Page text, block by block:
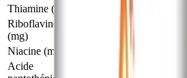
Thiamine (mg)
Riboflavine
(mg)
Niacine (mg)
Acide